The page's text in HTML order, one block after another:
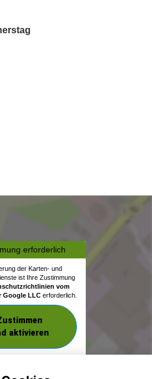
erforderlich
der Karten- und
ist Ihre Zustimmung
vom
Google LLC erforderlich.
aktivieren